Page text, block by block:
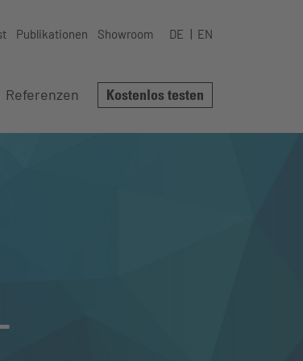
Publikationen Showroom DE EN
Referenzen Kostenlos testen